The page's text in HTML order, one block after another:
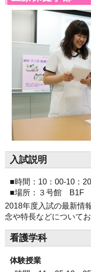
入試説明
■時間：10：00-10：20
■場所：３号館 B1F
2018年度入試の最新情
念や特長などについてお
看護学科
体験授業